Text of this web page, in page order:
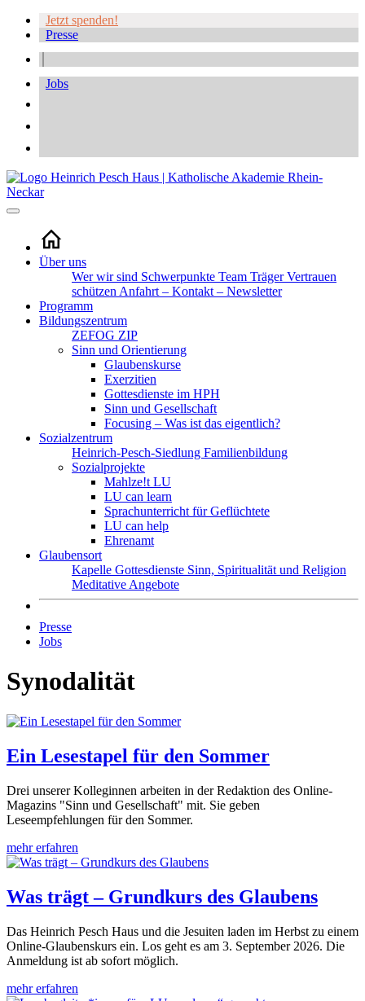
Jetzt spenden!
Presse
Jobs
Über uns
Wer wir sind Schwerpunkte Team TrägerVertrauen
schützen Anfahrt – Kontakt – Newsletter
Programm
Bildungszentrum
ZEFOG ZIP
Sinn und Orientierung
Glaubenskurse
Exerzitien
Gottesdienste im HPH
Sinn und Gesellschaft
Focusing – Was ist das eigentlich?
Sozialzentrum
Heinrich-Pesch-Siedlung Familienbildung
Sozialprojekte
Mahlze!t LU
LU can learn
Sprachunterricht für Geflüchtete
LU can help
Ehrenamt
Glaubensort
Kapelle Gottesdienste Sinn, Spiritualität und Religion
Meditative Angebote
Presse
Jobs
Synodalität
Ein Lesestapel für den Sommer
Drei unserer Kolleginnen arbeiten in der Redaktion des Online-
Magazins "Sinn und Gesellschaft" mit. Sie geben
Leseempfehlungen für den Sommer.
mehr erfahren
Was trägt – Grundkurs des Glaubens
Das Heinrich Pesch Haus und die Jesuiten laden im Herbst zu einem
Online-Glaubenskurs ein. Los geht es am 3. September 2026. Die
Anmeldung ist ab sofort möglich.
mehr erfahren